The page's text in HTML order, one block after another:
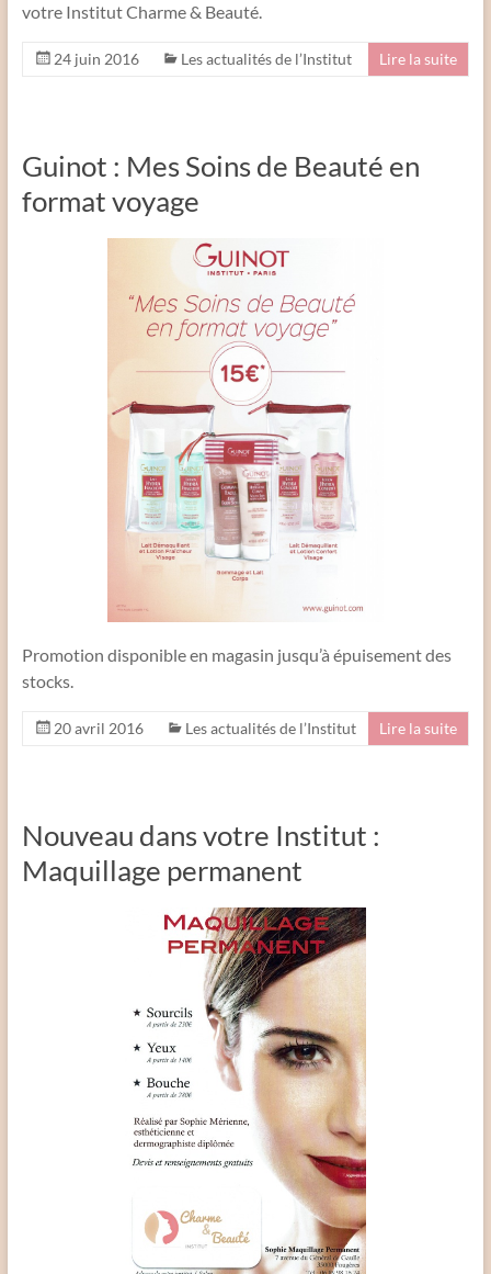
votre Institut Charme & Beauté.
24 juin 2016 Les actualités de l’Institut Lire la suite
Guinot : Mes Soins de Beauté en
format voyage
Promotion disponible en magasin jusqu’à épuisement des
stocks.
20 avril 2016 Les actualités de l’Institut Lire la suite
Nouveau dans votre Institut :
Maquillage permanent